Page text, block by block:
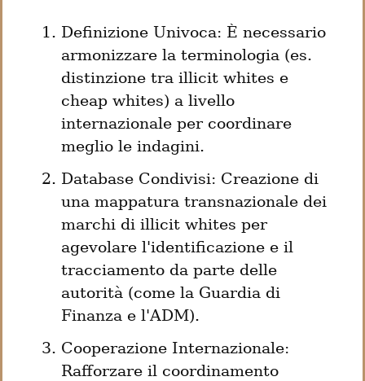
Definizione Univoca: È necessario
armonizzare la terminologia (es.
distinzione tra illicit whites e
cheap whites) a livello
internazionale per coordinare
meglio le indagini.
Database Condivisi: Creazione di
una mappatura transnazionale dei
marchi di illicit whites per
agevolare l'identificazione e il
tracciamento da parte delle
autorità (come la Guardia di
Finanza e l'ADM).
Cooperazione Internazionale:
Rafforzare il coordinamento